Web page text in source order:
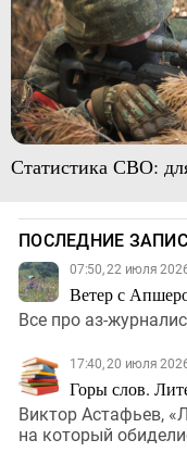
Статистика СВО:
ПОСЛЕДНИЕ
07:50, 22 июля
Ветер с
Все про аз-
17:40, 20 июля
Горы слов.
Виктор Астафьев,
на который